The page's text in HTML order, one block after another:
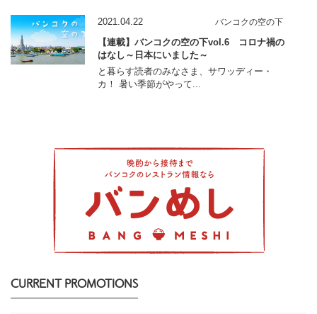
2021.04.22 バンコクの空の下
【連載】バンコクの空の下vol.6 コロナ禍の
はなし～日本にいました～
と暮らす読者のみなさま、サワッディー・
カ！ 暑い季節がやって...
CURRENT PROMOTIONS